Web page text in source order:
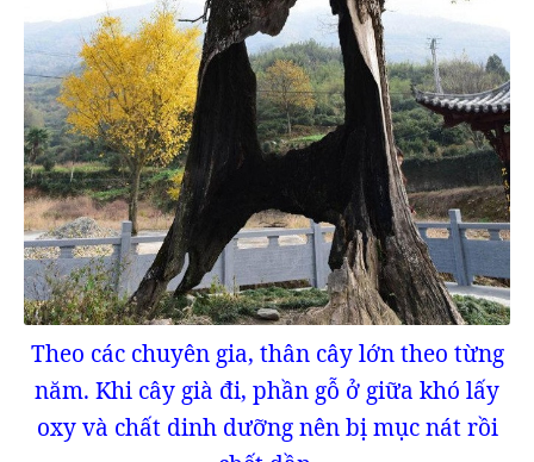
Theo các chuyên gia, thân cây lớn theo từng
năm. Khi cây già đi, phần gỗ ở giữa khó lấy
oxy và chất dinh dưỡng nên bị mục nát rồi